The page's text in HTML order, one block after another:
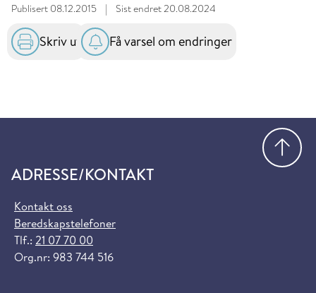
Publisert 08.12.2015 | Sist endret20.08.2024
Skriv ut Få varsel om endringer
ADRESSE/KONTAKT
Kontakt oss
Beredskapstelefoner
Tlf.: 21 07 70 00
Org.nr: 983 744 516